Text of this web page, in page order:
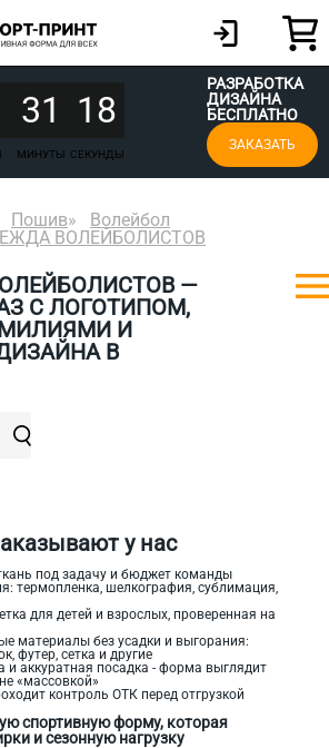
31
МИНУТЫ
18
СЕКУНДЫ
РАЗРАБОТКА
ДИЗАЙНА
БЕСПЛАТНО
ЗАКАЗАТЬ
Пошив
Волейбол
ВОЛЕЙБОЛИСТОВ
—
С ЛОГОТИПОМ,
И
В
у нас
под задачу и бюджет команды
термопленка, шелкография, сублимация,
для детей и взрослых, проверенная на
материалы без усадки и выгорания:
футер, сетка и другие
и аккуратная посадка - форма выглядит
«массовкой»
контроль ОТК перед отгрузкой
спортивную форму, которая
и сезонную нагрузку